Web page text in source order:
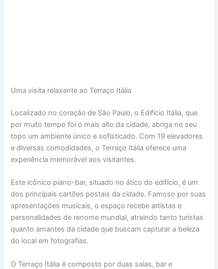
Uma visita relaxante ao Terraço Itália
Localizado no coração de São Paulo, o Edifício Itália, que
por muito tempo foi o mais alto da cidade, abriga no seu
topo um ambiente único e sofisticado. Com 19 elevadores
e diversas comodidades, o Terraço Itália oferece uma
experiência memorável aos visitantes.
Este icônico piano-bar, situado no ático do edifício, é um
dos principais cartões postais da cidade. Famoso por suas
apresentações musicais, o espaço recebe artistas e
personalidades de renome mundial, atraindo tanto turistas
quanto amantes da cidade que buscam capturar a beleza
do local em fotografias.
O Terraço Itália é composto por duas salas, bar e